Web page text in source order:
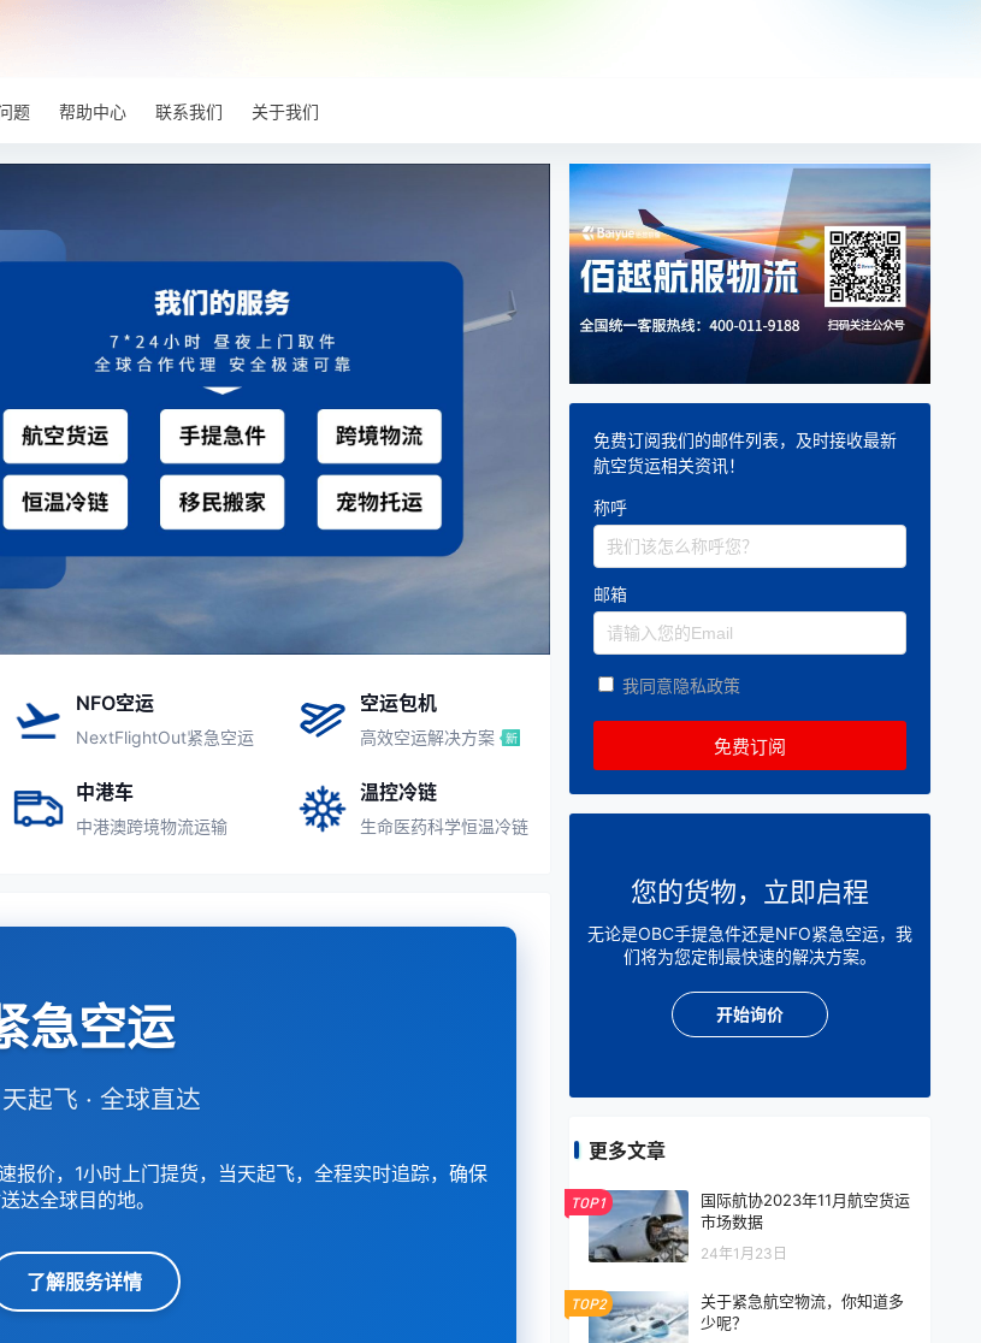
题 帮助中心 联系我们 关于我们
NFO空运
NextFlightOut紧急空运
空运包机
高效空运解决方案
中港车
中港澳跨境物流运输
温控冷链
生命医药科学恒温冷链
急空运
起飞 · 全球直达
报价，1小时上门提货，当天起飞，全程实时追踪，确保
达全球目的地。
了解服务详情
免费订阅我们的邮件列表，及时接收最新
航空货运相关资讯！
称呼
邮箱
我同意隐私政策
您的货物，立即启程
无论是OBC手提急件还是NFO紧急空运，我
们将为您定制最快速的解决方案。
开始询价
更多文章
TOP1
国际航协2023年11月航空货运
市场数据
24年1月23日
TOP2
关于紧急航空物流，你知道多
少呢？